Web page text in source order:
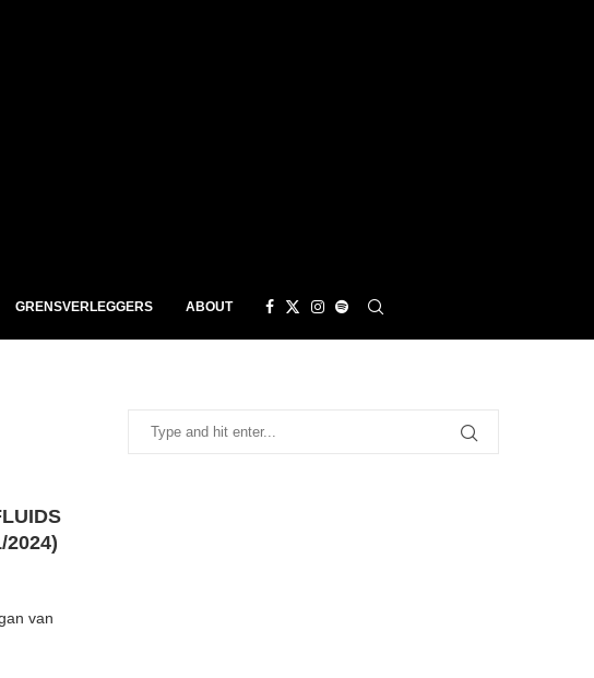
GRENSVERLEGGERS ABOUT
van